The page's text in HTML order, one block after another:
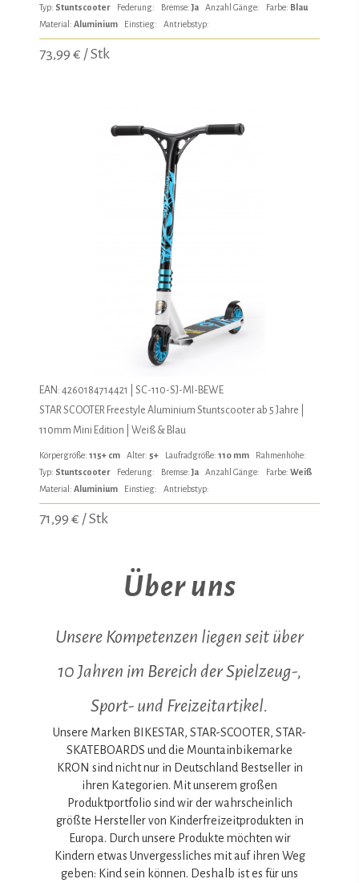
Typ: Stuntscooter Federung: Bremse:Ja Anzahl Gänge: Farbe: Blau
Material: Aluminium Einstieg: Antriebstyp:
73,99 € / Stk
EAN: 4260184714421 | SC-110-SJ-MI-BEWE
STAR SCOOTER Freestyle Aluminium Stuntscooter ab 5 Jahre |
110mm Mini Edition | Weiß & Blau
Körpergröße: 115+ cm Alter: 5+ Laufradgröße: 110 mm
Rahmenhöhe:
Typ: Stuntscooter Federung: Bremse:Ja Anzahl Gänge: Farbe: Weiß
Material: Aluminium Einstieg: Antriebstyp:
71,99 € / Stk
Über uns
Unsere Kompetenzen liegen seit über
10 Jahren im Bereich der Spielzeug-,
Sport- und Freizeitartikel.
Unsere Marken BIKESTAR, STAR-SCOOTER, STAR-
SKATEBOARDS und die Mountainbikemarke
KRON sind nicht nur in Deutschland Bestseller in
ihren Kategorien. Mit unserem großen
Produktportfolio sind wir der wahrscheinlich
größte Hersteller von Kinderfreizeitprodukten in
Europa. Durch unsere Produkte möchten wir
Kindern etwas Unvergessliches mit auf ihren Weg
geben: Kind sein können. Deshalb ist es für uns